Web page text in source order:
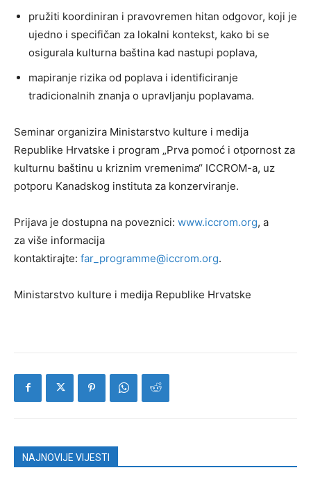
pružiti koordiniran i pravovremen hitan odgovor, koji je
ujedno i specifičan za lokalni kontekst, kako bi se
osigurala kulturna baština kad nastupi poplava,
mapiranje rizika od poplava i identificiranje
tradicionalnih znanja o upravljanju poplavama.
Seminar organizira Ministarstvo kulture i medija
Republike Hrvatske i program „Prva pomoć i otpornost za
kulturnu baštinu u kriznim vremenima“ ICCROM-a, uz
potporu Kanadskog instituta za konzerviranje.
Prijava je dostupna na poveznici: www.iccrom.org, a
za više informacija
kontaktirajte: far_programme@iccrom.org.
Ministarstvo kulture i medija Republike Hrvatske
NAJNOVIJE VIJESTI